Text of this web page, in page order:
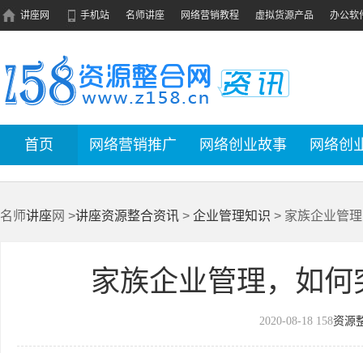
讲座网 手机站 名师讲座 网络营销教程 虚拟货源产品 办公软
首页 网络营销推广 网络创业故事 网络创
名师讲座网 >讲座资源整合资讯 > 企业管理知识 > 家族企业管
家族企业管理，如
2020-08-18 158资源